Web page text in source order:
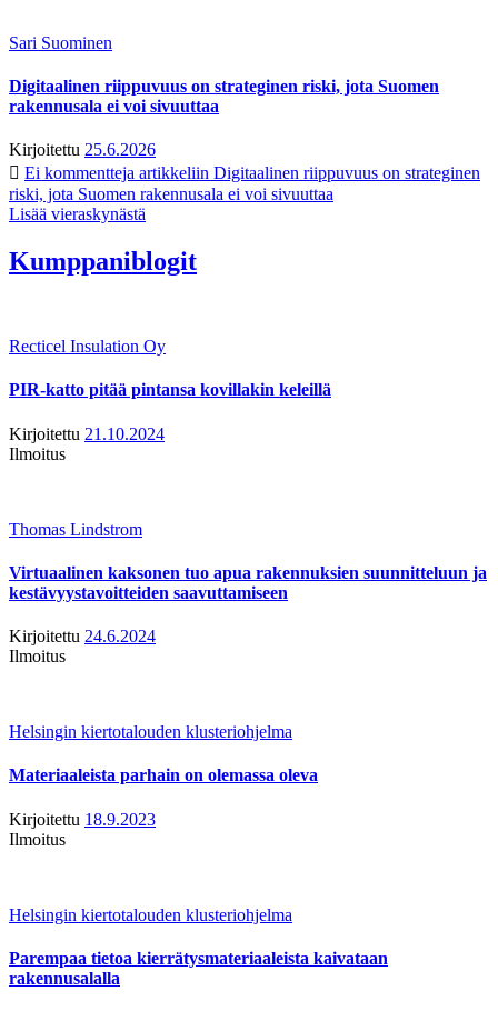
Sari Suominen
Digitaalinen riippuvuus on strateginen riski, jota Suomen
rakennusala ei voi sivuuttaa
Kirjoitettu 25.6.2026
Ei kommentteja artikkeliin Digitaalinen riippuvuus on strateginen
riski, jota Suomen rakennusala ei voi sivuuttaa
Lisää vieraskynästä
Kumppaniblogit
Recticel Insulation Oy
PIR-katto pitää pintansa kovillakin keleillä
Kirjoitettu 21.10.2024
Ilmoitus
Thomas Lindstrom
Virtuaalinen kaksonen tuo apua rakennuksien suunnitteluun ja
kestävyystavoitteiden saavuttamiseen
Kirjoitettu 24.6.2024
Ilmoitus
Helsingin kiertotalouden klusteriohjelma
Materiaaleista parhain on olemassa oleva
Kirjoitettu 18.9.2023
Ilmoitus
Helsingin kiertotalouden klusteriohjelma
Parempaa tietoa kierrätysmateriaaleista kaivataan
rakennusalalla